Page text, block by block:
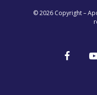
© 2026 Copyright –